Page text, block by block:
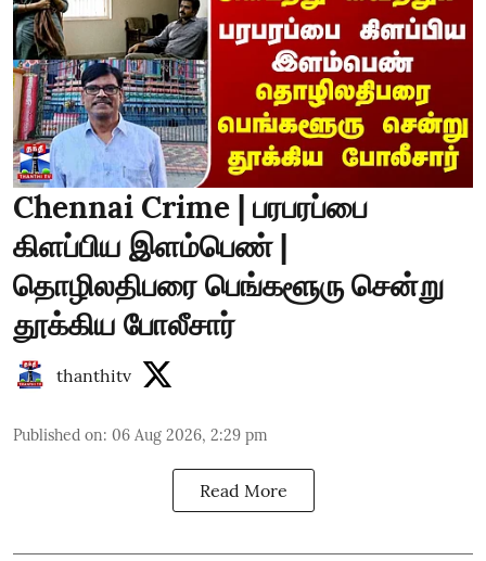
Chennai Crime | பரபரப்பை
கிளப்பிய இளம்பெண் |
தொழிலதிபரை பெங்களூரு சென்று
தூக்கிய போலீசார்
thanthitv
Published on: 06 Aug 2026, 2:29 pm
Read More